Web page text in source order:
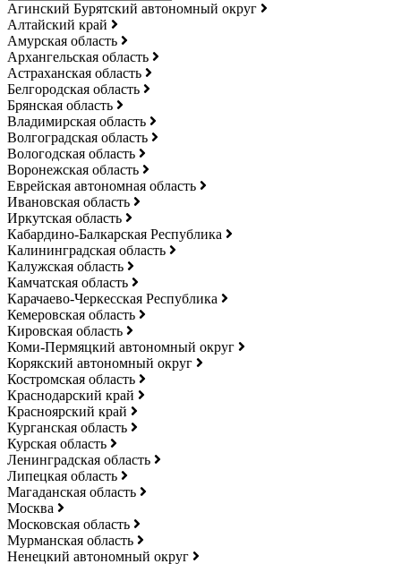
Агинский Бурятский автономный округ
Алтайский край
Амурская область
Архангельская область
Астраханская область
Белгородская область
Брянская область
Владимирская область
Волгоградская область
Вологодская область
Воронежская область
Еврейская автономная область
Ивановская область
Иркутская область
Кабардино-Балкарская Республика
Калининградская область
Калужская область
Камчатская область
Карачаево-Черкесская Республика
Кемеровская область
Кировская область
Коми-Пермяцкий автономный округ
Корякский автономный округ
Костромская область
Краснодарский край
Красноярский край
Курганская область
Курская область
Ленинградская область
Липецкая область
Магаданская область
Москва
Московская область
Мурманская область
Ненецкий автономный округ